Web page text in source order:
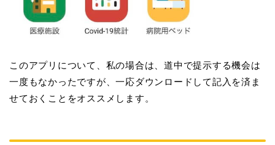
このアプリについて、私の場合は、道中で提示する機会は
一度もなかったですが、一応ダウンロードして記入を済ま
せておくことをオススメします。